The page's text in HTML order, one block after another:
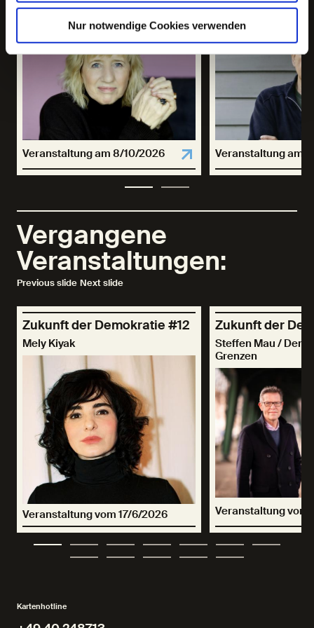
Nur notwendige Cookies verwenden
Veranstaltung am 8/10/2026 Veranstaltung am
Vergangene
Veranstaltungen:
Previous slide Next slide
Zukunft der Demokratie #12
Mely Kiyak
Veranstaltung vom 17/6/2026
Zukunft der
Steffen Mau /
Grenzen
Veranstaltung vom
Kartenhotline